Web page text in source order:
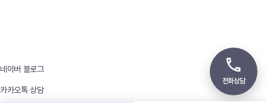
네이버 블로그
카카오톡 상담
전화상담